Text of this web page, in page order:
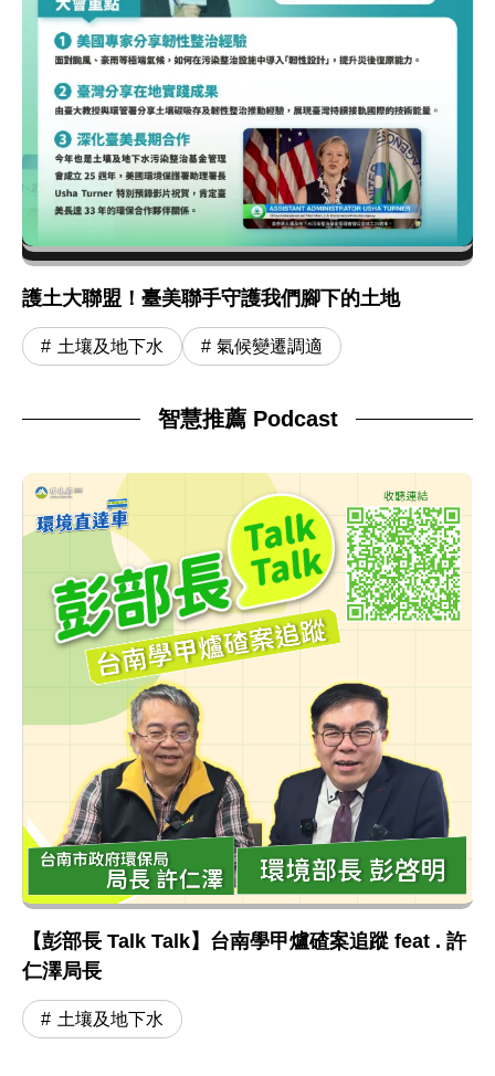
護土大聯盟！臺美聯手守護我們腳下的土地
土壤及地下水 氣候變遷調適
智慧推薦 Podcast
【彭部長 Talk Talk】台南學甲爐碴案追蹤 feat . 許
仁澤局長
土壤及地下水